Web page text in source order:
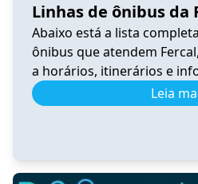
Linhas de ônibus da
Abaixo está a lista
ônibus que atendem
a horários, itinerários e
atualizadas. 0.531 Horário
Fercal – Tempo Real e
horários 0.550 Horário de
Leia